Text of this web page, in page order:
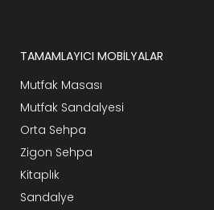
TAMAMLAYICI MOBİLYALAR
Mutfak Masası
Mutfak Sandalyesi
Orta Sehpa
Zigon Sehpa
Kitaplık
Sandalye